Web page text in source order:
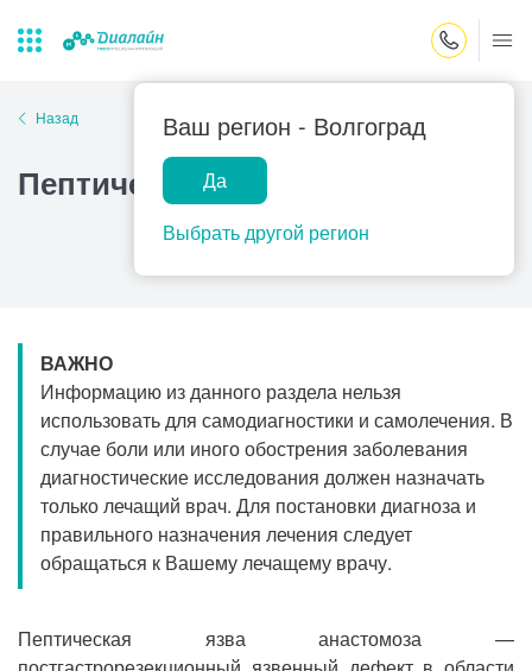
Ваш регион - Волгоград
Да
Выбрать другой регион
Лаборатории
Центр помощи
на дому
Закрыть поиск
Популярные запросы
Прием гинеколога
Прием гастроэнтеролога
Прием офтальмолога
Прием уролога
Прием хирурга
Прием кардиолога
Назад
Пептическая язва анастомоза
ВАЖНО
Информацию из данного раздела нельзя
использовать для самодиагностики и самолечения. В
случае боли или иного обострения заболевания
диагностические исследования должен назначать
только лечащий врач. Для постановки диагноза и
правильного назначения лечения следует
обращаться к Вашему лечащему врачу.
Пептическая язва анастомоза —